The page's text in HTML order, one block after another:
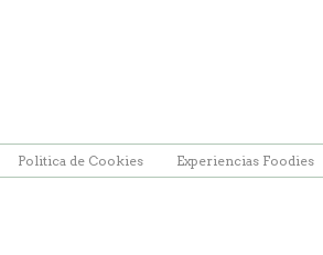
Politica de Cookies Experiencias Foodies